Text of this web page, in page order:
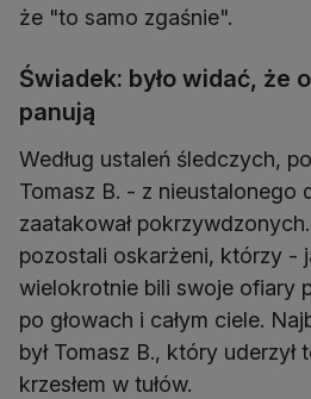
że "to samo zgaśnie".
Świadek: było widać, że
panują
Według ustaleń śledczych,
Tomasz B. - z nieustalonego
zaatakował
pozostali oskarżeni, którzy -
wielokrotnie bili swoje ofiary
po głowach i całym ciele.
był Tomasz B., który uderzył
krzesłem w tułów.